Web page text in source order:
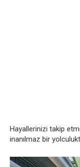
Hayallerinizi takip
inanılmaz bir